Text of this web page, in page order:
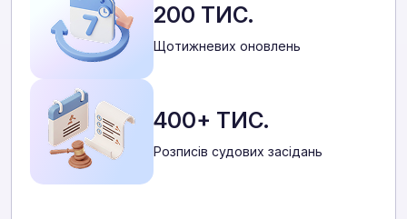
200 ТИС.
Щотижневих оновлень
400+ ТИС.
Розписів судових засідань